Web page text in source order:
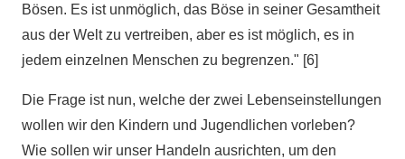
Bösen. Es ist unmöglich, das Böse in seiner Gesamtheit
aus der Welt zu vertreiben, aber es ist möglich, es in
jedem einzelnen Menschen zu begrenzen." [6]
Die Frage ist nun, welche der zwei Lebenseinstellungen
wollen wir den Kindern und Jugendlichen vorleben?
Wie sollen wir unser Handeln ausrichten, um den